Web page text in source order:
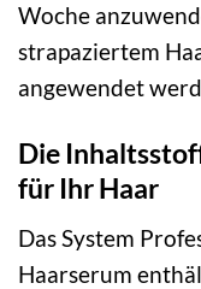
Woche
strapaziertem
angewendet
Die
für Ihr Haar
Das System
Haarserum